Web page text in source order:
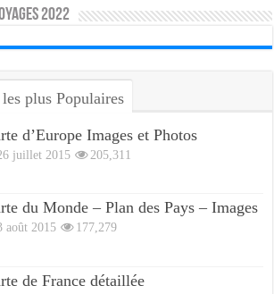
2022
plus Populaires
d’Europe Images et Photos
juillet 2015 205,311
du Monde – Plan des Pays – Images
août 2015 177,279
de France détaillée